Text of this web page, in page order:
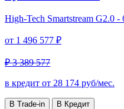
High-Tech Smartstream G2.0
от 1 496 577 ₽
₽ 3 389 577
в кредит от 28 174 руб/мес.
В Trade-in В Кредит